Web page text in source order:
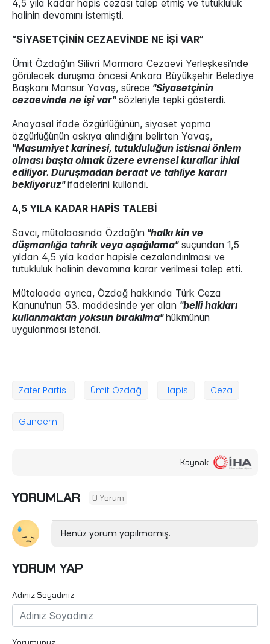
4,5 yıla kadar hapis cezası talep etmiş ve tutukluluk
halinin devamını istemişti.
“SİYASETÇİNİN CEZAEVİNDE NE İŞİ VAR”
Ümit Özdağ'ın Silivri Marmara Cezaevi Yerleşkesi'nde
görülecek duruşma öncesi Ankara Büyükşehir Belediye
Başkanı Mansur Yavaş, sürece "Siyasetçinin
cezaevinde ne işi var"sözleriyle tepki gösterdi.
Anayasal ifade özgürlüğünün, siyaset yapma
özgürlüğünün askıya alındığını belirten Yavaş,
"Masumiyet karinesi, tutukluluğun istisnai önlem
olması başta olmak üzere evrensel kurallar ihlal
ediliyor. Duruşmadan beraat ve tahliye kararı
bekliyoruz"ifadelerini kullandı.
4,5 YILA KADAR HAPİS TALEBİ
Savcı, mütalaasında Özdağ'ın "halkı kin ve
düşmanlığa tahrik veya aşağılama"suçundan 1,5
yıldan 4,5 yıla kadar hapisle cezalandırılması ve
tutukluluk halinin devamına karar verilmesi talep etti.
Mütalaada ayrıca, Özdağ hakkında Türk Ceza
Kanunu'nun 53. maddesinde yer alan "belli hakları
kullanmaktan yoksun bırakılma"hükmünün
uygulanması istendi.
Zafer Partisi Ümit Özdağ Hapis Ceza
Gündem
Kaynak
YORUMLAR 0 Yorum
Henüz yorum yapılmamış.
YORUM YAP
Adınız Soyadınız